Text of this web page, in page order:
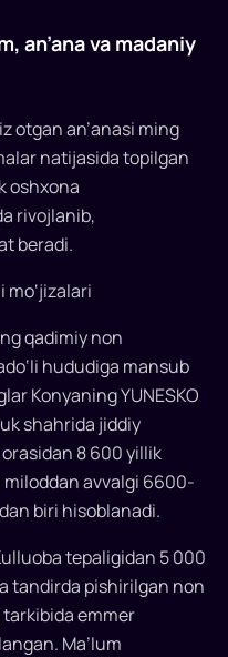
an’ana va madaniy
otgan an’anasi ming
natijasida topilgan
oshxona
rivojlanib,
beradi.
mo‘jizalari
qadimiy non
hududiga mansub
Konyaning YUNESKO
shahrida jiddiy
8 600 yillik
avvalgi 6600-
biri hisoblanadi.
tepaligidan 5 000
tandirda pishirilgan non
emmer
Ma’lum